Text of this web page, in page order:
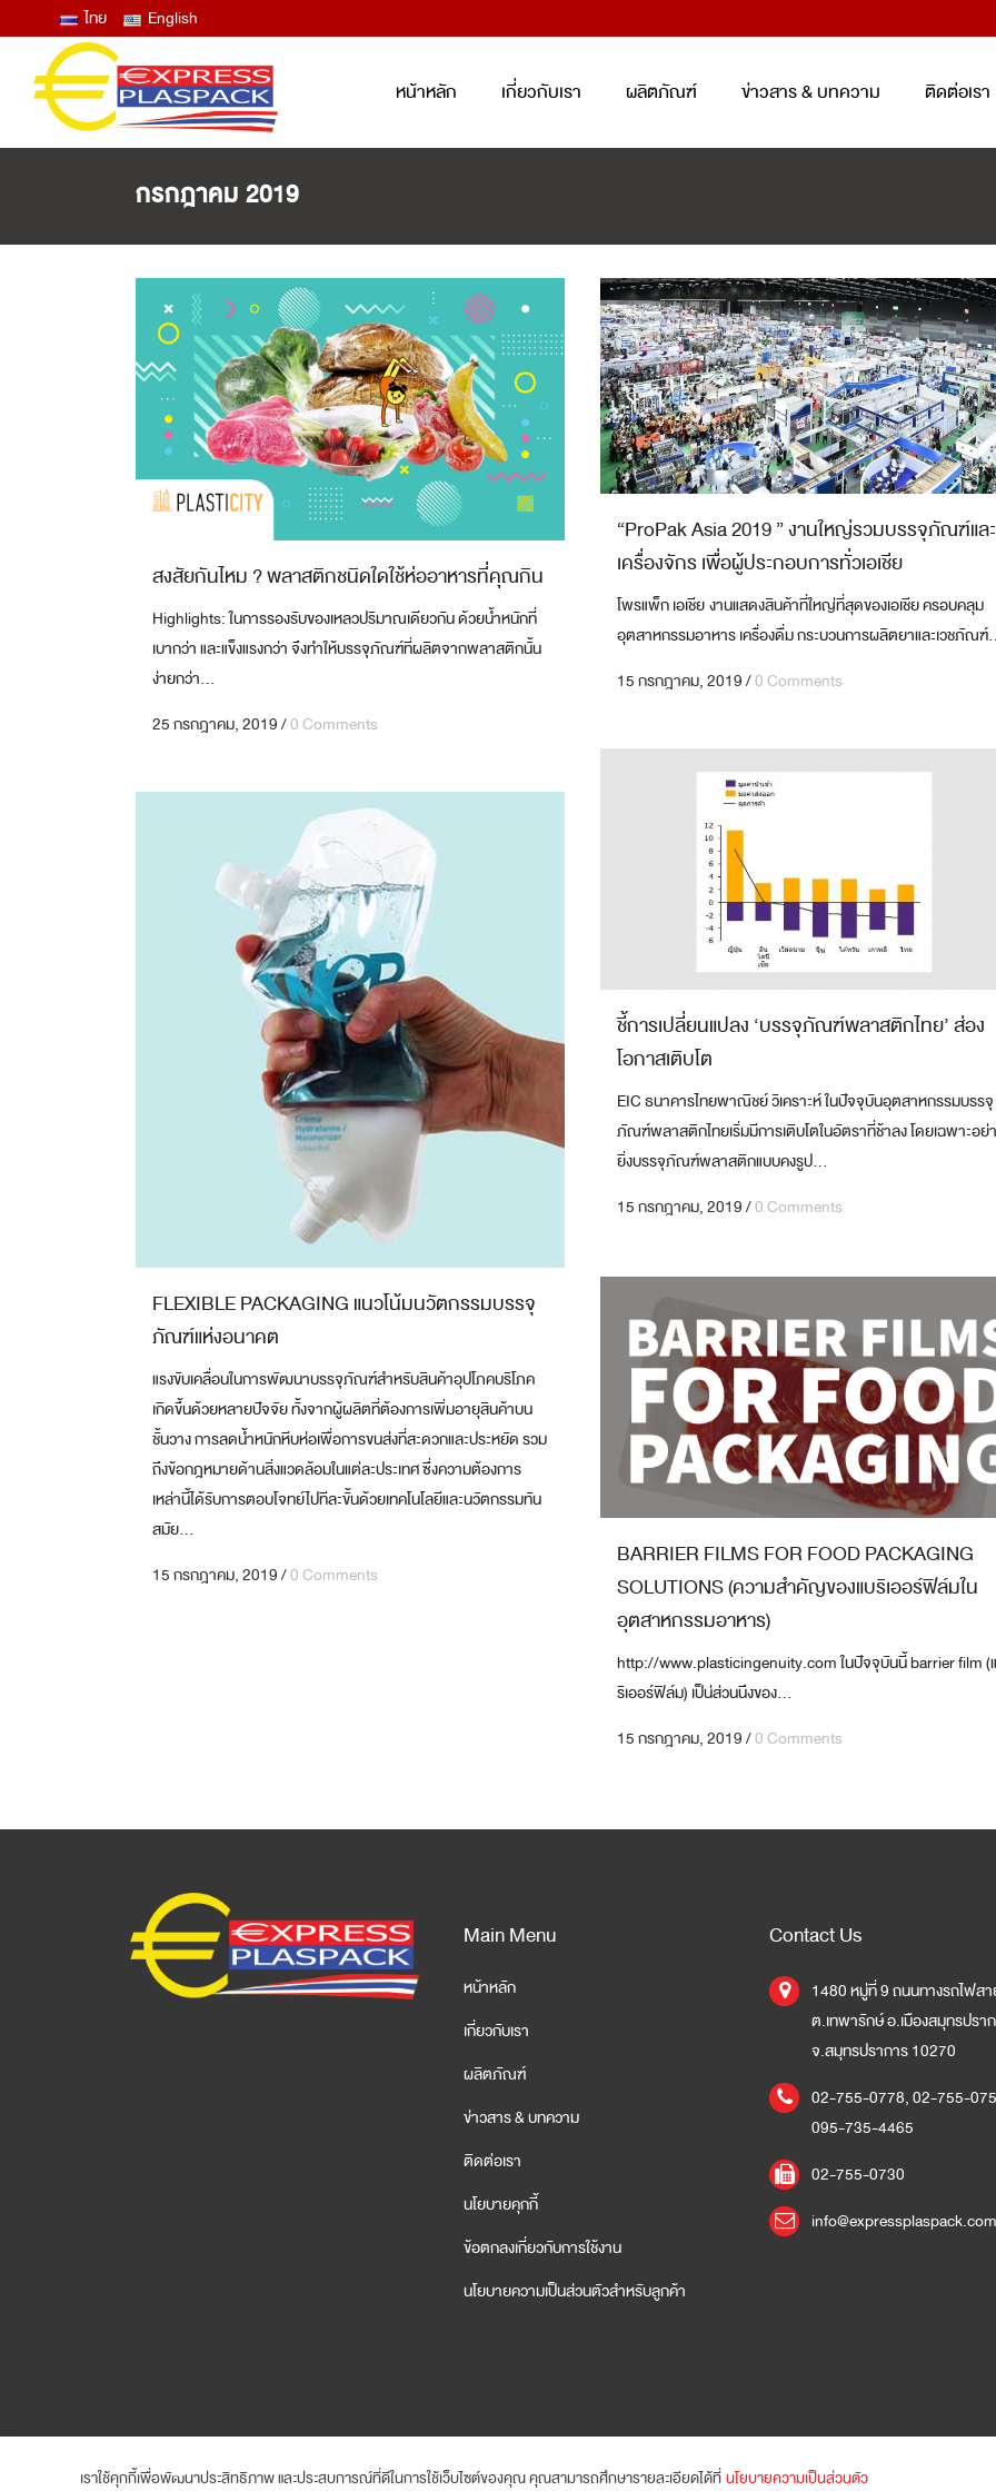
ไทย English
หน้าหลัก เกี่ยวกับเรา ผลิตภัณฑ์
ฟิล์มซีลปิดฝาถาด และแก้ว ลอกง่าย ไม่
ขึ้นฝ้าไอน้ำ
THERMOFORMING FILM
ฟิล์มบน ฟิล์มล่าง สำหรับงานเทอร์โม
ฟอร์ม
LAMINATED BAG / POUCH /
RETORT
ถุงพลาสติกสุญญากาศ ซองก้นตั้ง ซอง
RETORT
GRAVURE PRINT FOR LABEL
งานสิ่งพิมพ์บนฟิล์ม 8 สี
ถาดและกล่องสำหรับบรรจุอาหาร
PLASTIC CUP AND BOWL FOR
BEVERAGE
แก้วและชามสำหรับบรรจุเครื่องดื่ม
PET/PP SHEET ROLL
ม้วนพลาสติกวัสดุ PET และ PP
ENTERPACK PACKAGING SET
(KOREA)
ชุดบรรจุภัณฑ์ถนอมอาหาร
ENTERPACKTM
SMART PACKTMPACKAGING
ชุดบรรจุภัณฑ์ถนอมอาหาร SMART
PACKTM
ข่าวสาร & บทความ ติดต่อเรา
กรกฎาคม 2019
สงสัยกันไหม ? พลาสติกชนิดใดใช้ห่ออาหารที่คุณกิน
Highlights: ในการรองรับของเหลวปริมาณเดียวกัน ด้วยน้ำหนักที่
เบากว่า และแข็งแรงกว่า จึงทำให้บรรจุภัณฑ์ที่ผลิตจากพลาสติกนั้น
ง่ายกว่า...
25 กรกฎาคม, 2019/0 Comments
“ProPak Asia 2019 ” งานใหญ่รวมบรรจุภัณฑ์และ
เครื่องจักร เพื่อผู้ประกอบการทั่วเอเชีย
โพรแพ็ก เอเชีย งานแสดงสินค้าที่ใหญ่ที่สุดของเอเชีย ครอบคลุม
อุตสาหกรรมอาหาร เครื่องดื่ม กระบวนการผลิตยาและเวชภัณฑ์
15 กรกฎาคม, 2019/0 Comments
ชี้การเปลี่ยนแปลง ‘บรรจุภัณฑ์พลาสติกไทย’ ส่อง
โอกาสเติบโต
EIC ธนาคารไทยพาณิชย์ วิเคราะห์ ในปัจจุบันอุตสาหกรรมบรรจุ
ภัณฑ์พลาสติกไทยเริ่มมีการเติบโตในอัตราที่ช้าลง โดยเฉพาะอย่
ยิ่งบรรจุภัณฑ์พลาสติกแบบคงรูป...
15 กรกฎาคม, 2019/0 Comments
FLEXIBLE PACKAGING แนวโน้มนวัตกรรมบรรจุ
ภัณฑ์แห่งอนาคต
แรงขับเคลื่อนในการพัฒนาบรรจุภัณฑ์สำหรับสินค้าอุปโภคบริโภค
เกิดขึ้นด้วยหลายปัจจัย ทั้งจากผู้ผลิตที่ต้องการเพิ่มอายุสินค้าบน
ชั้นวาง การลดน้ำหนักหีบห่อเพื่อการขนส่งที่สะดวกและประหยัด รวม
ถึงข้อกฎหมายด้านสิ่งแวดล้อมในแต่ละประเทศ ซึ่งความต้องการ
เหล่านี้ได้รับการตอบโจทย์ไปทีละขั้นด้วยเทคโนโลยีและนวัตกรรมทัน
สมัย...
15 กรกฎาคม, 2019/0 Comments
BARRIER FILMS FOR FOOD PACKAGING
SOLUTIONS (ความสำคัญของแบริเออร์ฟิล์มใน
อุตสาหกรรมอาหาร)
http://www.plasticingenuity.com ในปัจจุบันนี้ barrier film (
ริเออร์ฟิล์ม) เป็น่ส่วนนึงของ...
15 กรกฎาคม, 2019/0 Comments
Main Menu
หน้าหลัก
เกี่ยวกับเรา
ผลิตภัณฑ์
ข่าวสาร & บทความ
ติดต่อเรา
นโยบายคุกกี้
ข้อตกลงเกี่ยวกับการใช้งาน
นโยบายความเป็นส่วนตัวสำหรับลูกค้า
Contact Us
1480 หมู่ที่ 9 ถนนทางรถไฟสา
ต.เทพารักษ์ อ.เมืองสมุทรปรา
จ.สมุทรปราการ 10270
02-755-0778,02-755-
095-735-4465
02-755-0730
info@expressplaspack.com
เราใช้คุกกี้เพื่อพัฒนาประสิทธิภาพ และประสบการณ์ที่ดีในการใช้เว็บไซต์ของคุณ คุณสามารถศึกษารายละเอียดได้ที่นโยบายความเป็นส่วนตัว